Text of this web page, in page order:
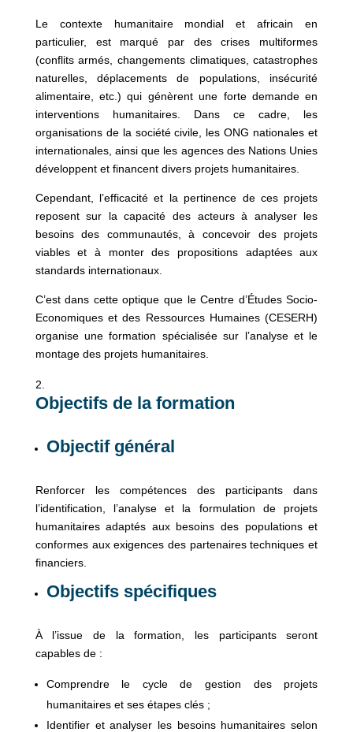
Le contexte humanitaire mondial et africain en
particulier, est marqué par des crises multiformes
(conflits armés, changements climatiques, catastrophes
naturelles, déplacements de populations, insécurité
alimentaire, etc.) qui génèrent une forte demande en
interventions humanitaires. Dans ce cadre, les
organisations de la société civile, les ONG nationales et
internationales, ainsi que les agences des Nations Unies
développent et financent divers projets humanitaires.
Cependant, l’efficacité et la pertinence de ces projets
reposent sur la capacité des acteurs à analyser les
besoins des communautés, à concevoir des projets
viables et à monter des propositions adaptées aux
standards internationaux.
C’est dans cette optique que le Centre d’Études Socio-
Economiques et des Ressources Humaines (CESERH)
organise une formation spécialisée sur l’analyse et le
montage des projets humanitaires.
Objectifs de la formation
Objectif général
Renforcer les compétences des participants dans
l’identification, l’analyse et la formulation de projets
humanitaires adaptés aux besoins des populations et
conformes aux exigences des partenaires techniques et
financiers.
Objectifs spécifiques
À l’issue de la formation, les participants seront
capables de :
Comprendre le cycle de gestion des projets
humanitaires et ses étapes clés ;
Identifier et analyser les besoins humanitaires selon